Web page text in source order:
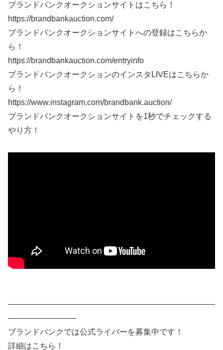
ブランドバンクオークションサイトはこちら！
https://brandbankauction.com/
ブランドバンクオークションサイトへの登録はこちらか
ら！
https://brandbankauction.com/entryinfo
ブランドバンクオークションのインスタLIVEはこちらか
ら！
https://www.instagram.com/brandbank.auction/
ブランドバンクオークションサイトを1秒でチェックする
やり方！
——————————————————————————
————————–
ブランドバンクでは公式ライバーを募集中です！
詳細はこちら！